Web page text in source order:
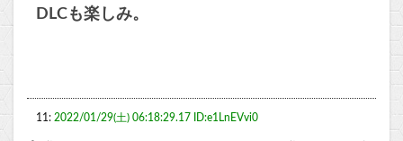
DLCも楽しみ。
11: 2022/01/29(土) 06:18:29.17 ID:e1LnEVvi0